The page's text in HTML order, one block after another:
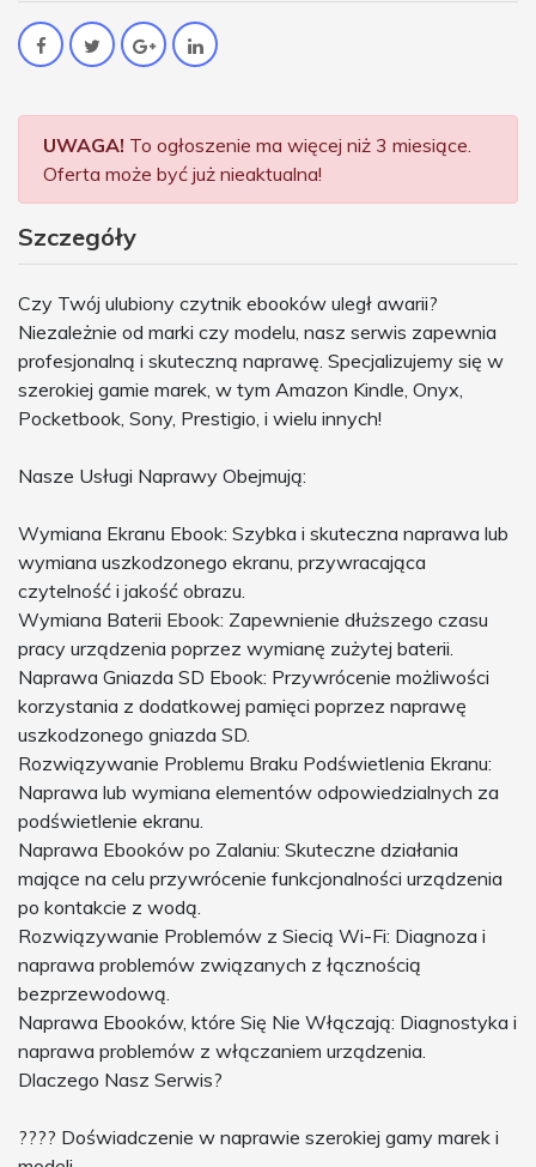
UWAGA! To ogłoszenie ma więcej niż 3 miesiące.
Oferta może być już nieaktualna!
Szczegóły
Czy Twój ulubiony czytnik ebooków uległ awarii?
Niezależnie od marki czy modelu, nasz serwis zapewnia
profesjonalną i skuteczną naprawę. Specjalizujemy się w
szerokiej gamie marek, w tym Amazon Kindle, Onyx,
Pocketbook, Sony, Prestigio, i wielu innych!
Nasze Usługi Naprawy Obejmują:
Wymiana Ekranu Ebook: Szybka i skuteczna naprawa lub
wymiana uszkodzonego ekranu, przywracająca
czytelność i jakość obrazu.
Wymiana Baterii Ebook: Zapewnienie dłuższego czasu
pracy urządzenia poprzez wymianę zużytej baterii.
Naprawa Gniazda SD Ebook: Przywrócenie możliwości
korzystania z dodatkowej pamięci poprzez naprawę
uszkodzonego gniazda SD.
Rozwiązywanie Problemu Braku Podświetlenia Ekranu:
Naprawa lub wymiana elementów odpowiedzialnych za
podświetlenie ekranu.
Naprawa Ebooków po Zalaniu: Skuteczne działania
mające na celu przywrócenie funkcjonalności urządzenia
po kontakcie z wodą.
Rozwiązywanie Problemów z Siecią Wi-Fi: Diagnoza i
naprawa problemów związanych z łącznością
bezprzewodową.
Naprawa Ebooków, które Się Nie Włączają: Diagnostyka i
naprawa problemów z włączaniem urządzenia.
Dlaczego Nasz Serwis?
???? Doświadczenie w naprawie szerokiej gamy marek i